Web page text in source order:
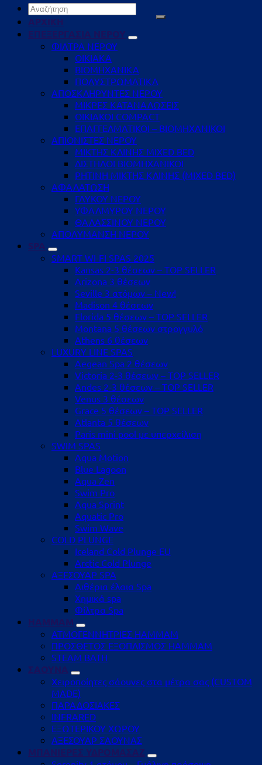
Αναζήτηση
για:
ΑΡΧΙΚΗ
ΕΠΕΞΕΡΓΑΣΙΑ ΝΕΡΟΥ
ΦΙΛΤΡΑ ΝΕΡΟΥ
ΟΙΚΙΑΚΑ
ΒΙΟΜΗΧΑΝΙΚΑ
ΠΟΛΥΣΤΡΩΜΑΤΙΚΑ
ΑΠΟΣΚΛΗΡΥΝΤΕΣ ΝΕΡΟΥ
ΜΙΚΡΕΣ ΚΑΤΑΝΑΛΩΣΕΙΣ
ΟΙΚΙΑΚΟΙ COMPACT
ΕΠΑΓΓΕΛΜΑΤΙΚΟΙ – ΒΙΟΜΗΧΑΝΙΚΟΙ
ΑΠΙΟΝΙΣΤΕΣ ΝΕΡΟΥ
ΜΙΚΤΗΣ ΚΛΙΝΗΣ MIXED BED
ΔΙΣΤΗΛΟΙ ΒΙΟΜΗΧΑΝΙΚΟΙ
ΡΗΤΙΝΗ ΜΙΚΤΗΣ ΚΛΙΝΗΣ (MIXED BED)
ΑΦΑΛΑΤΩΣΗ
ΓΛΥΚΟΥ ΝΕΡΟΥ
ΥΦΑΛΜΥΡΟΥ ΝΕΡΟΥ
ΘΑΛΑΣΣΙΝΟΥ ΝΕΡΟΥ
ΑΠΟΛΥΜΑΝΣΗ ΝΕΡΟΥ
SPA
SMART WI-FI SPAS 2025
Kansas 2-3 θέσεων – TOP SELLER
Arizona 3 θέσεων
Seville 3 ατόμων – New!
Madison 4 θέσεων
Florida 5 θέσεων – TOP SELLER
Montana 5 θέσεων στρογγυλό
Athens 6 θέσεων
LUXURY LINE SPAS
Aegean Spa 2 θέσεων
Victoria 2-3 θέσεων – TOP SELLER
Andes 2-3 θέσεων – TOP SELLER
Venus 3 θέσεων
Grace 5 θέσεων – TOP SELLER
Atlanta 5 θέσεων
Paris mini pool με υπερχείλιση
SWIM SPAS
Aqua Motion
Blue Lagoon
Aqua Zen
Swim Pro
Aqua Sprint
Aquatic Pro
Swim Wave
COLD PLUNGE
Iceland Cold Plunge EU
Arctic Cold Plunge
ΑΞΕΣΟΥΑΡ SPA
Αιθέρια έλαια Spa
Χημικά spa
Φίλτρα Spa
HAMMAM
ΑΤΜΟΓΕΝΝΗΤΡΙΕΣ HAMMAM
ΠΡΟΣΘΕΤΟΣ ΕΞΟΠΛΙΣΜΟΣ HAMMAM
STEAM BATH
ΣΑΟΥΝΑ
Χειροποίητες σάουνες στα μέτρα σας (CUSTOM
MADE)
ΠΑΡΑΔΟΣΙΑΚΕΣ
INFRARED
ΕΞΩΤΕΡΙΚΟΥ ΧΩΡΟΥ
ΑΞΕΣΟΥΑΡ ΣΑΟΥΝΑΣ
ΜΠΑΝΙΕΡΕΣ ΥΔΡΟΜΑΣΑΖ